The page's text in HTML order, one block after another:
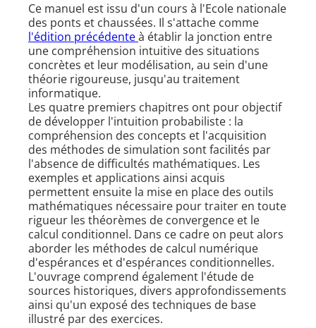
Ce manuel est issu d'un cours à l'Ecole nationale
des ponts et chaussées. Il s'attache comme
l'édition précédenteà établir la jonction entre
une compréhension intuitive des situations
concrètes et leur modélisation, au sein d'une
théorie rigoureuse, jusqu'au traitement
informatique.
Les quatre premiers chapitres ont pour objectif
de développer l'intuition probabiliste : la
compréhension des concepts et l'acquisition
des méthodes de simulation sont facilités par
l'absence de difficultés mathématiques. Les
exemples et applications ainsi acquis
permettent ensuite la mise en place des outils
mathématiques nécessaire pour traiter en toute
rigueur les théorèmes de convergence et le
calcul conditionnel. Dans ce cadre on peut alors
aborder les méthodes de calcul numérique
d'espérances et d'espérances conditionnelles.
L'ouvrage comprend également l'étude de
sources historiques, divers approfondissements
ainsi qu'un exposé des techniques de base
illustré par des exercices.